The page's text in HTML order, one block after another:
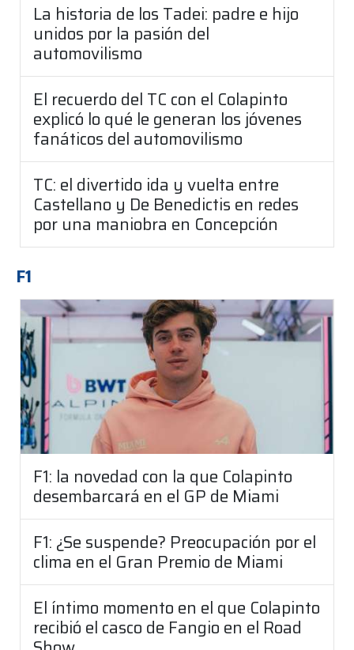
La historia de los Tadei: padre e hijo
unidos por la pasión del
automovilismo
El recuerdo del TC con el Colapinto
explicó lo qué le generan los jóvenes
fanáticos del automovilismo
TC: el divertido ida y vuelta entre
Castellano y De Benedictis en redes
por una maniobra en Concepción
F1
F1: la novedad con la que Colapinto
desembarcará en el GP de Miami
F1: ¿Se suspende? Preocupación por el
clima en el Gran Premio de Miami
El íntimo momento en el que Colapinto
recibió el casco de Fangio en el Road